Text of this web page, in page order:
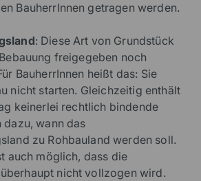
BauherrInnen getragen werden.
: Diese Art von Grundstück
freigegeben noch
BauherrInnen heißt das: Sie
nicht starten. Gleichzeitig enthält
keinerlei rechtlich bindende
wann das
zu Rohbauland werden soll.
auch möglich, dass die
nicht vollzogen wird.